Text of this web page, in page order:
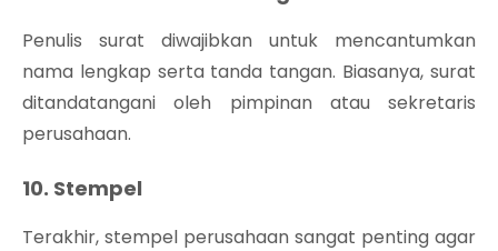
Penulis surat diwajibkan untuk mencantumkan
nama lengkap serta tanda tangan. Biasanya, surat
ditandatangani oleh pimpinan atau sekretaris
perusahaan.
10. Stempel
Terakhir, stempel perusahaan sangat penting agar